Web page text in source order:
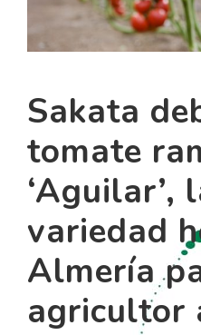
Sakata
tomate
‘Aguilar’,
variedad
Almería
agricultor